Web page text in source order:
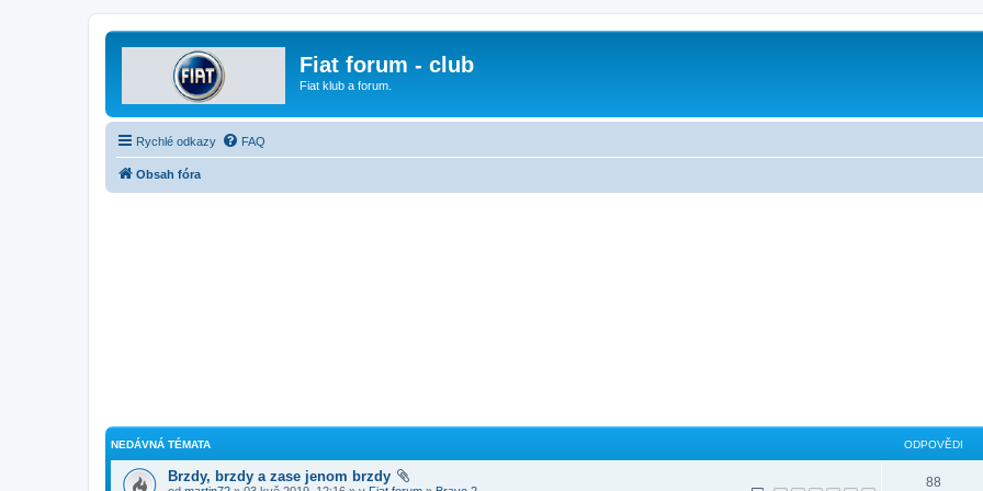
Fiat forum - club
Fiat klub a forum.
Rychlé odkazy FAQ
Obsah fóra
NEDÁVNÁ TÉMATA ODPOVĚDI
Brzdy, brzdy a zase jenom brzdy 88